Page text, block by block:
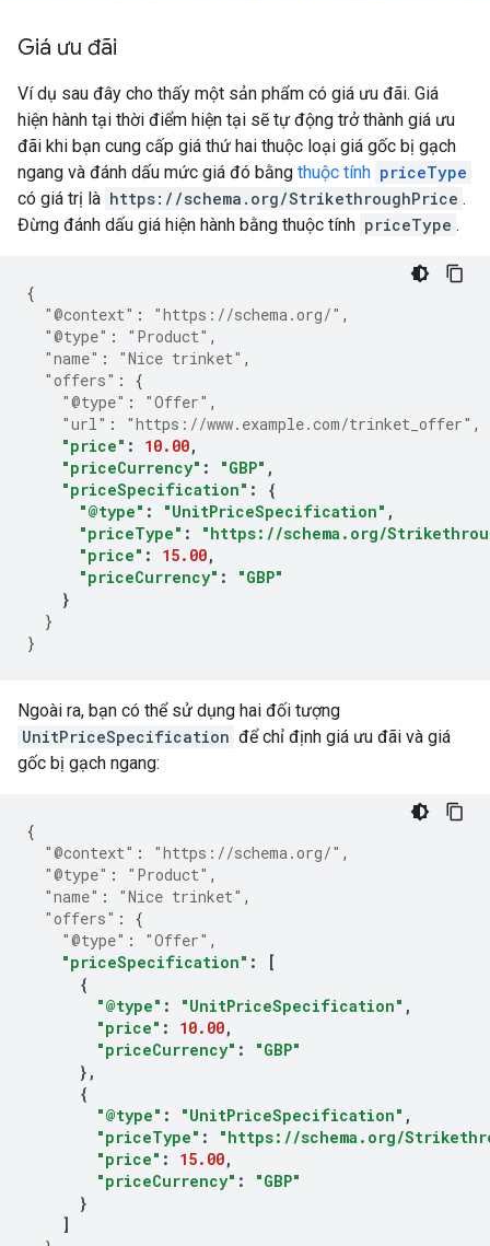
Giá ưu đãi
Ví dụ sau đây cho thấy một sản phẩm có giá ưu đãi. Giá
hiện hành tại thời điểm hiện tại sẽ tự động trở thành giá ưu
đãi khi bạn cung cấp giá thứ hai thuộc loại giá gốc bị gạch
ngang và đánh dấu mức giá đó bằng thuộc tính priceType
có giá trị là https://schema.org/StrikethroughPrice .
Đừng đánh dấu giá hiện hành bằng thuộc tính priceType .
{
"@context" : "https://schema.org/" ,
"@type" : "Product" ,
"name" : "Nice trinket" ,
"offers" :
{
"@type" : "Offer" ,
"url" : "https://www.example.com/trinket_offer" ,
"price" : 10.00,
"priceCurrency" : "GBP" ,
"priceSpecification" :
{
"@type" : "UnitPriceSpecification" ,
"priceType" :
"https://schema.org/
"price" : 15.00,
"priceCurrency" :
"GBP"
}
}
}
Ngoài ra, bạn có thể sử dụng hai đối tượng
UnitPriceSpecification để chỉ định giá ưu đãi và giá
gốc bị gạch ngang:
{
"@context" : "https://schema.org/" ,
"@type" : "Product" ,
"name" : "Nice trinket" ,
"offers" :
{
"@type" : "Offer" ,
"priceSpecification" :
[
{
"@type" : "UnitPriceSpecification" ,
"price" : 10.00,
"priceCurrency" :
"GBP"
},
{
"@type" : "UnitPriceSpecification" ,
"priceType" :
"https://schema.org/
"price" : 15.00,
"priceCurrency" :
"GBP"
}
]